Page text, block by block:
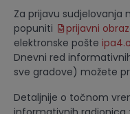
Za prijavu
popuniti
prijavni
elektronske pošte
Dnevni red
sve gradove) možete
Detaljnije o točnom